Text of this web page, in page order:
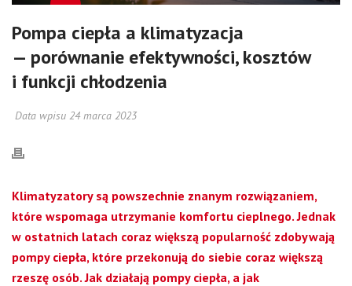
Pompa ciepła a klimatyzacja
— porównanie efektywności, kosztów
i funkcji chłodzenia
Data wpisu 24 marca 2023
Klimatyzatory są powszechnie znanym rozwiązaniem,
które wspomaga utrzymanie komfortu cieplnego. Jednak
w ostatnich latach coraz większą popularność zdobywają
pompy ciepła, które przekonują do siebie coraz większą
rzeszę osób. Jak działają pompy ciepła, a jak